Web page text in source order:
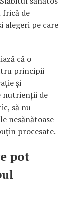
frică de
alegeri pe care
că o
principii
și
nutrienții de
să nu
nesănătoase
procesate.
pot